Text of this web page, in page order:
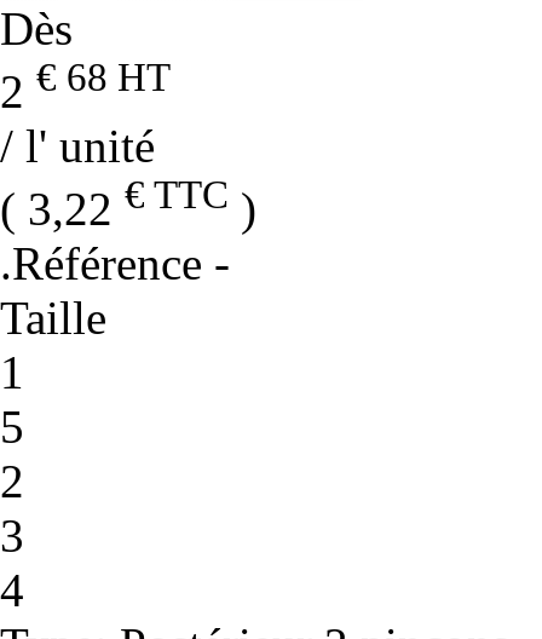
Dès
2 € 68 HT
/ l' unité
( 3,22 € TTC )
.Référence -
Taille
1
5
2
3
4